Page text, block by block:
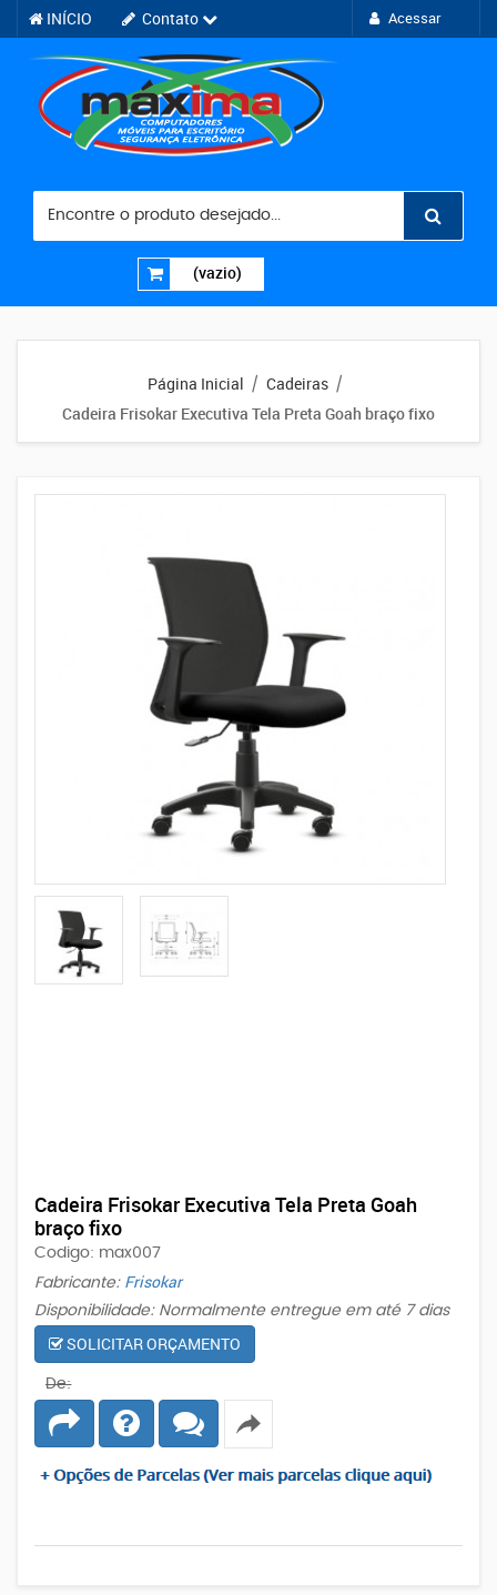
INÍCIO Contato Acessar
(vazio)
Página Inicial / Cadeiras /
Cadeira Frisokar Executiva Tela Preta Goah braço fixo
Cadeira Frisokar Executiva Tela Preta Goah
braço fixo
Codigo: max007
Fabricante: Frisokar
Disponibilidade: Normalmente entregue em até 7 dias
SOLICITAR ORÇAMENTO
De: